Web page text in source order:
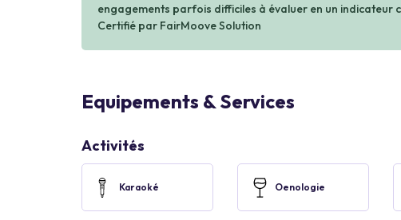
engagements parfois difficiles à évaluer en un indicateur
Certifié par FairMoove Solution
Equipements & Services
Activités
Karaoké Oenologie